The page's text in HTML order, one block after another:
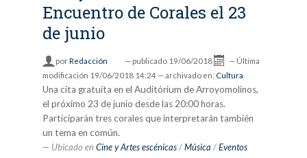
Encuentro de Corales el 23
de junio
porRedacción — publicado 19/06/2018 — Última
modificación 19/06/2018 14:24 — archivado en: Cultura
Una cita gratuita en el Auditórium de Arroyomolinos,
el próximo 23 de junio desde las 20:00 horas.
Participarán tres corales que interpretarán también
un tema en común.
Ubicado en Cine y Artes escénicas /Música /Eventos